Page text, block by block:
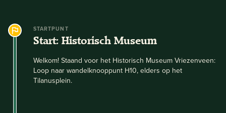
STARTPUNT
Start: Historisch Museum
Welkom! Staand voor het Historisch Museum Vriezenveen:
Loop naar wandelknooppunt H10, elders op het
Tilanusplein.